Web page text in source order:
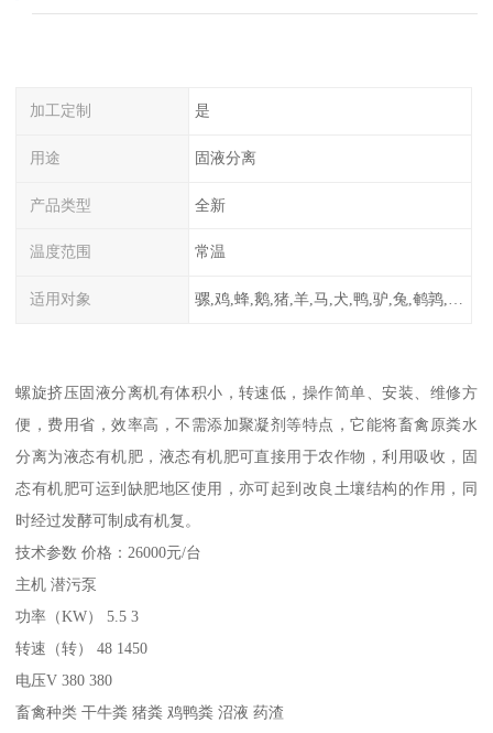
加工定制 是
用途 固液分离
产品类型 全新
温度范围 常温
适用对象 骡,鸡,蜂,鹅,猪,羊,马,犬,鸭,驴,兔,鹌鹑,牛,鸽
螺旋挤压固液分离机有体积小，转速低，操作简单、安装、维修方
便，费用省，效率高，不需添加聚凝剂等特点，它能将畜禽原粪水
分离为液态有机肥，液态有机肥可直接用于农作物，利用吸收，固
态有机肥可运到缺肥地区使用，亦可起到改良土壤结构的作用，同
时经过发酵可制成有机复。
技术参数 价格：26000元/台
主机 潜污泵
功率（KW） 5.5 3
转速（转） 48 1450
电压V 380 380
畜禽种类 干牛粪 猪粪 鸡鸭粪 沼液 药渣